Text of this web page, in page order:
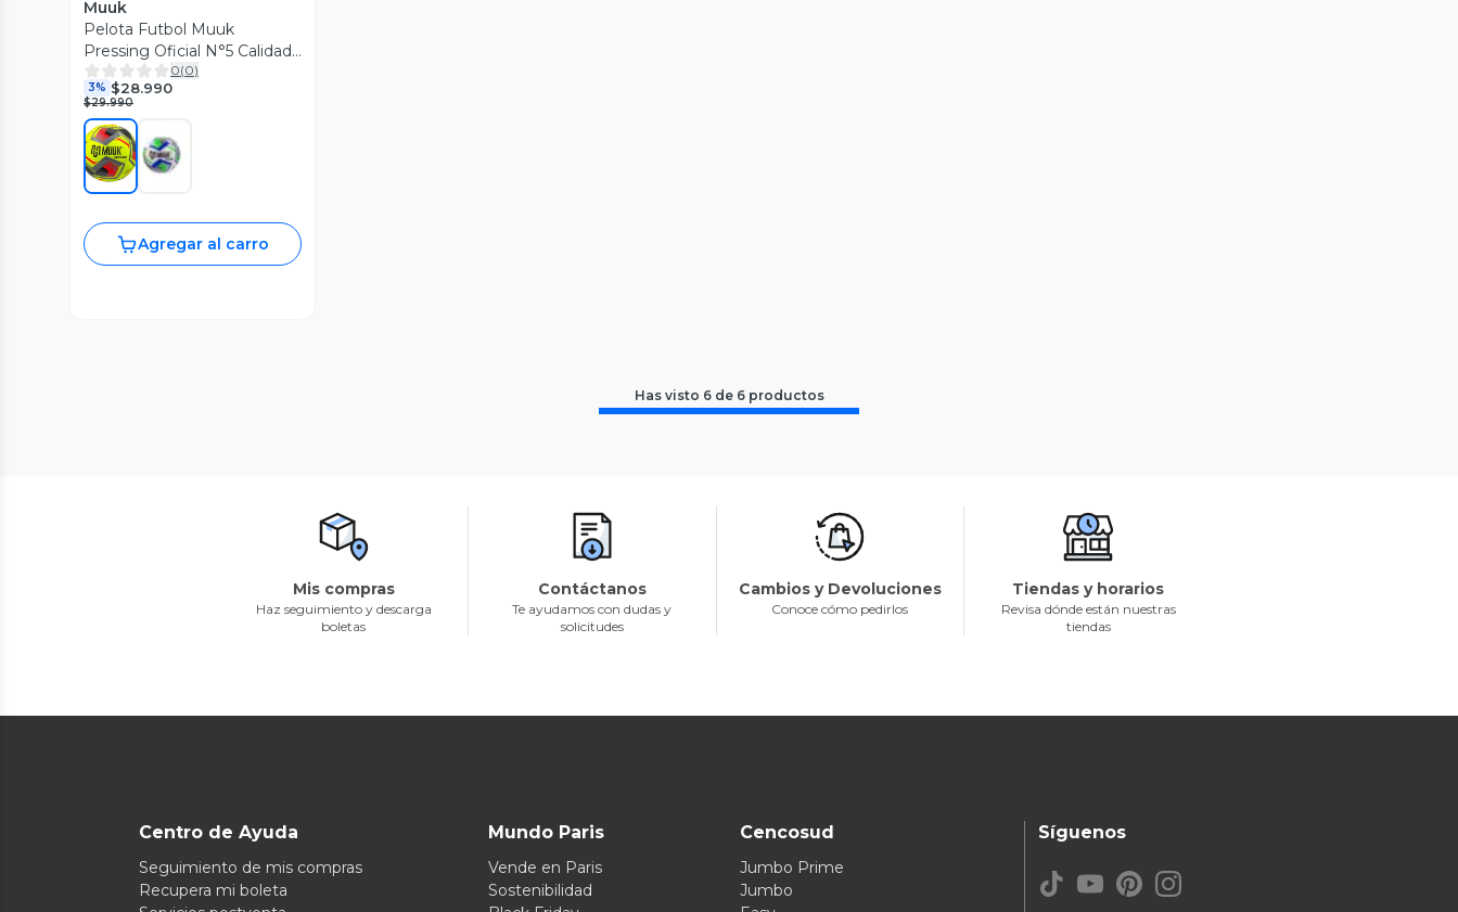
Muuk
Pelota Futbol Muuk
Pressing Oficial N°5 Calidad
Profesional 0(0)
3% $28.990
$29.990
Agregar al carro
Has visto 6de 6 productos
Mis compras
Haz seguimiento y descarga
boletas
Contáctanos
Te ayudamos con dudas y
solicitudes
Cambios y Devoluciones
Conoce cómo pedirlos
Tiendas y horarios
Revisa dónde están nuestras
tiendas
Centro de Ayuda
Seguimiento de mis compras
Recupera mi boleta
Mundo Paris
Vende en Paris
Sostenibilidad
Cencosud
Jumbo Prime
Jumbo
Síguenos